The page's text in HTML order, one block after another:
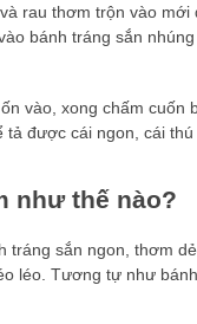
rau thơm trộn vào
bánh tráng sắn
vào, xong chấm
được cái ngon, cái thú
như thế nào?
tráng sắn ngon, thơm
léo. Tương tự như